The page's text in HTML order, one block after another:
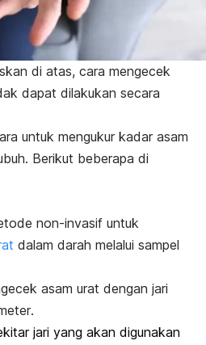
di atas, cara mengecek
dapat dilakukan secara
untuk mengukur kadar asam
Berikut beberapa di
non-invasif untuk
dalam darah melalui sampel
asam urat dengan jari
.
jari yang akan digunakan